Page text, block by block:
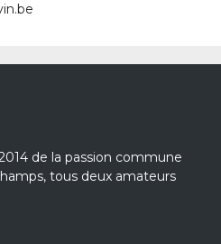
de la passion commune
tous deux amateurs